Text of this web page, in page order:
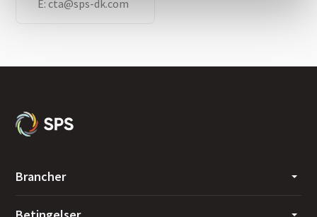
E: cta@sps-dk.com
Brancher